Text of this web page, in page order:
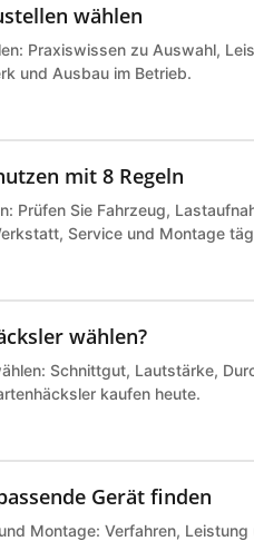
wählen
Praxiswissen zu Auswahl,
und Ausbau im Betrieb.
mit 8 Regeln
Prüfen Sie Fahrzeug,
Service und Montage
wählen?
Schnittgut, Lautstärke,
kaufen heute.
Gerät finden
Montage: Verfahren, Leistung